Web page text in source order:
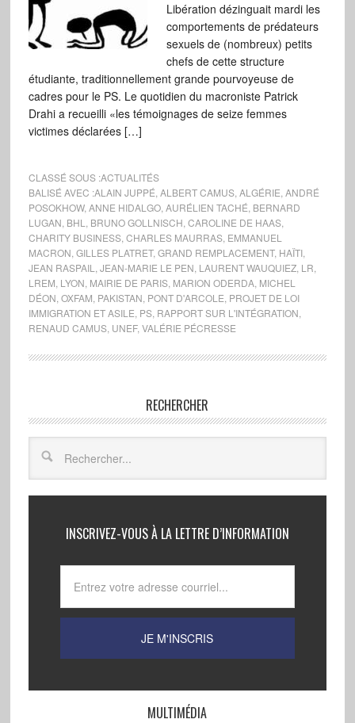
Libération dézinguait mardi les
comportements de prédateurs
sexuels de (nombreux) petits
chefs de cette structure
étudiante, traditionnellement grande pourvoyeuse de
cadres pour le PS. Le quotidien du macroniste Patrick
Drahi a recueilli «les témoignages de seize femmes
victimes déclarées […]
CLASSÉ SOUS :ACTUALITÉS
BALISÉ AVEC :ALAIN JUPPÉ ALBERT CAMUS, ALGÉRIE ANDRÉ
POSOKHOW, ANNE HIDALGO, AURÉLIEN TACHÉ BERNARD
LUGAN BHL BRUNO GOLLNISCH CAROLINE DE HAAS,
CHARITY BUSINESS, CHARLES MAURRAS, EMMANUEL
MACRON GILLES PLATRET, GRAND REMPLACEMENT, HAÏTI,
JEAN RASPAIL
JEAN-MARIE LE PEN LAURENT WAUQUIEZ, LR
LREM LYON MAIRIE DE PARIS, MARION ODERDA, MICHEL
DÉON OXFAM PAKISTAN PONT D'ARCOLE PROJET DE LOI
IMMIGRATION ET ASILE PS, RAPPORT SUR L'INTÉGRATION
RENAUD CAMUS, UNEF, VALÉRIE PÉCRESSE
RECHERCHER
INSCRIVEZ-VOUS À LA LETTRE D’INFORMATION
MULTIMÉDIA